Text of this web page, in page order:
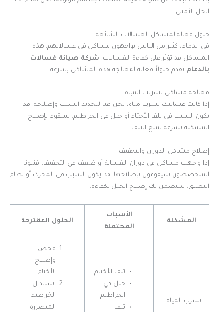
الحل الأمثل.
حلول فعالة لمشاكل الغسالات الشائعة
في الدمام، كثير من الناس يواجهون مشاكل في غسالاتهم. هذه
المشاكل قد تؤثر على كفاءة الغسالات. شركة صيانة غسالات
بالدمام تقدم حلولاً فعالة لمعالجة هذه المشاكل بسرعة.
معالجة مشاكل تسريب المياه
إذا كانت غسالتك تسرب مياه، نحن هنا لتحديد السبب وإصلاحه. قد
يكون السبب في تلف الأختام أو خلل في الخراطيم. سنقوم بإصلاح
المشكلة بسرعة لمنع التلف.
إصلاح مشاكل الدوران والتجفيف
إذا واجهت مشاكل في دوران الغسالة أو ضعف في التجفيف، فنيونا
المتخصصون سيقومون بإصلاحها. قد يكون السبب في المحرك أو نظام
التعليق. سنضمن لك إصلاح الخلل بكفاءة.
المشكلة
الأسباب
المحتملة
الحلول المقترحة
تسرب المياه
تلف الأختام
خلل في
الخراطيم
تلف
فحص
وإصلاح
الأختام
استبدال
الخراطيم
المتضررة